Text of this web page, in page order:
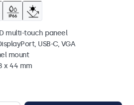
multi-touch paneel
USB-C, VGA
mount
x 44 mm